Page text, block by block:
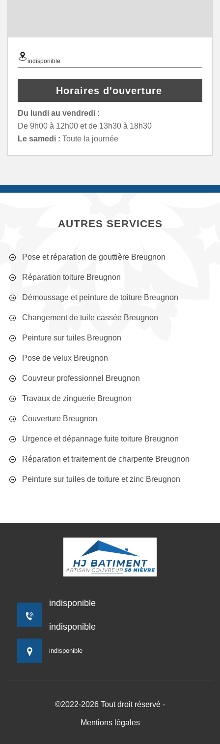
indisponible
Horaires d'ouverture
Du lundi au vendredi :
De 9h00 à 12h00 et de 13h30 à 18h30
Le samedi : Toute la journée
AUTRES SERVICES
Pose et réparation de gouttière Breugnon
Réparation toiture Breugnon
Démoussage et peinture de toiture Breugnon
Changement de tuile cassée Breugnon
Peinture sur tuiles Breugnon
Pose de velux Breugnon
Couvreur professionnel Breugnon
Travaux de zinguerie Breugnon
Couverture Breugnon
Urgence et dépannage fuite toiture Breugnon
Réparation et traitement de charpente Breugnon
Peinture sur tuiles de toiture et zinc Breugnon
indisponible
indisponible
indisponible
©2022-2026 Tout droit réservé -
Mentions légales